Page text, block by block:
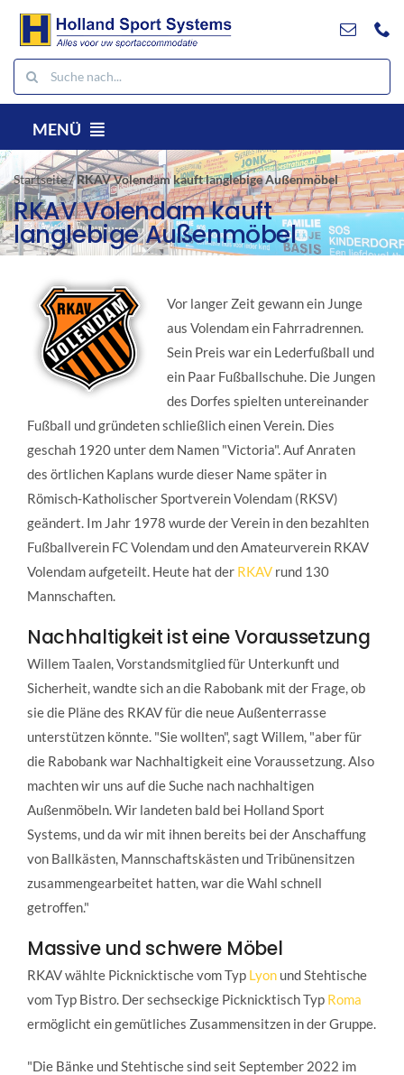
Weiter
Inhalt
Suche
nach:
MENÜ
DE
Produkte
Projekte
Kontakt
Herunterladen
Suche
Startseite/RKAV Volendam kauft langlebige Außenmöbel
RKAV Volendam kauft
langlebige Außenmöbel
Vor langer Zeit gewann ein Junge
aus Volendam ein Fahrradrennen.
Sein Preis war ein Lederfußball und
ein Paar Fußballschuhe. Die Jungen
des Dorfes spielten untereinander
Fußball und gründeten schließlich einen Verein. Dies
geschah 1920 unter dem Namen "Victoria". Auf Anraten
des örtlichen Kaplans wurde dieser Name später in
Römisch-Katholischer Sportverein Volendam (RKSV)
geändert. Im Jahr 1978 wurde der Verein in den bezahlten
Fußballverein FC Volendam und den Amateurverein RKAV
Volendam aufgeteilt. Heute hat der RKAV rund 130
Mannschaften.
Nachhaltigkeit ist eine Voraussetzung
Willem Taalen, Vorstandsmitglied für Unterkunft und
Sicherheit, wandte sich an die Rabobank mit der Frage, ob
sie die Pläne des RKAV für die neue Außenterrasse
unterstützen könnte. "Sie wollten", sagt Willem, "aber für
die Rabobank war Nachhaltigkeit eine Voraussetzung. Also
machten wir uns auf die Suche nach nachhaltigen
Außenmöbeln. Wir landeten bald bei Holland Sport
Systems, und da wir mit ihnen bereits bei der Anschaffung
von Ballkästen, Mannschaftskästen und Tribünensitzen
zusammengearbeitet hatten, war die Wahl schnell
getroffen."
Massive und schwere Möbel
RKAV wählte Picknicktische vom Typ Lyon und Stehtische
vom Typ Bistro. Der sechseckige Picknicktisch Typ Roma
ermöglicht ein gemütliches Zusammensitzen in der Gruppe.
"Die Bänke und Stehtische sind seit September 2022 im